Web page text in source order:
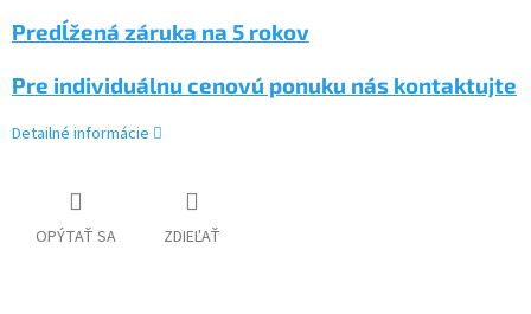
Predĺžená záruka na 5 rokov
Pre individuálnu cenovú ponuku nás kontaktujte
Detailné informácie
OPÝTAŤ SA ZDIEĽAŤ